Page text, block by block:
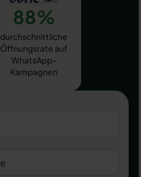
88%
durchschnittliche
Öffnungsrate auf
WhatsApp-
Kampagnen